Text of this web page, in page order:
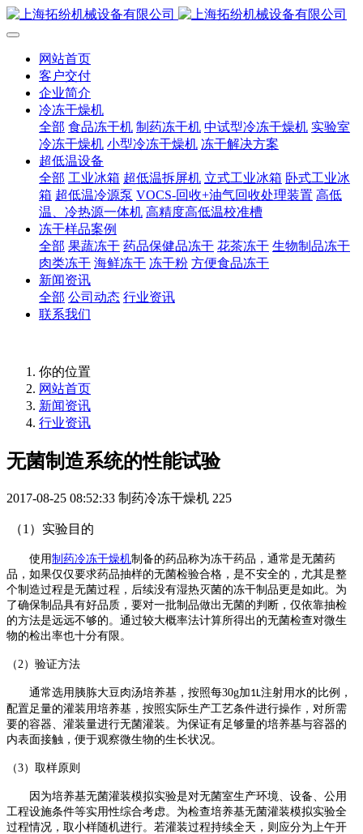
网站首页
客户交付
企业简介
冷冻干燥机
全部 食品冻干机 制药冻干机 中试型冷冻干燥机 实验室
冷冻干燥机 小型冷冻干燥机 冻干解决方案
超低温设备
全部 工业冰箱 超低温拆屏机 立式工业冰箱 卧式工业冰
箱 超低温冷源泵 VOCS-回收+油气回收处理装置 高低
温、冷热源一体机 高精度高低温校准槽
冻干样品案例
全部 果蔬冻干 药品保健品冻干 花茶冻干 生物制品冻干
肉类冻干 海鲜冻干 冻干粉 方便食品冻干
新闻资讯
全部 公司动态 行业资讯
联系我们
你的位置
网站首页
新闻资讯
行业资讯
无菌制造系统的性能试验
2017-08-25 08:52:33 制药冷冻干燥机 225
（1） 实验目的
使用制药冷冻干燥机制备的药品称为冻干药品，通常是无菌药
品，如果仅仅要求药品抽样的无菌检验合格，是不安全的，尤其是整
个制造过程是无菌过程，后续没有湿热灭菌的冻干制品更是如此。为
了确保制品具有好品质，要对一批制品做出无菌的判断，仅依靠抽检
的方法是远远不够的。通过较大概率法计算所得出的无菌检查对微生
物的检出率也十分有限。
（2） 验证方法
通常选用胰胨大豆肉汤培养基，按照每30g加1L注射用水的比例，
配置足量的灌装用培养基，按照实际生产工艺条件进行操作，对所需
要的容器、灌装量进行无菌灌装。为保证有足够量的培养基与容器的
内表面接触，便于观察微生物的生长状况。
（3） 取样原则
因为培养基无菌灌装模拟实验是对无菌室生产环境、设备、公用
工程设施条件等实用性综合考虑。为检查培养基无菌灌装模拟实验全
过程情况，取小样随机进行。若灌装过程持续全天，则应分为上午开